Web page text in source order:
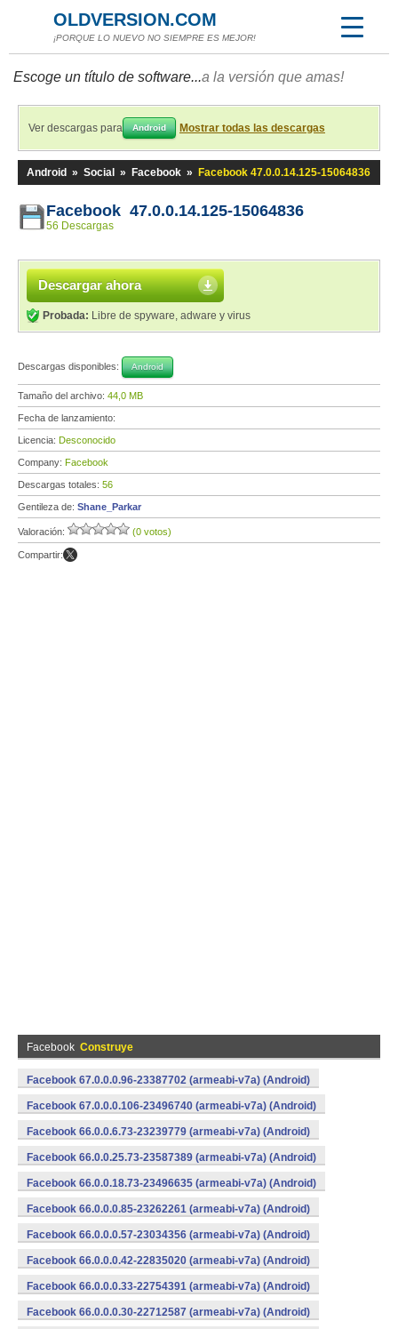
OLDVERSION.COM
¡PORQUE LO NUEVO NO SIEMPRE ES MEJOR!
Escoge un título de software...a la versión que amas!
Ver descargas para Android Mostrar todas las descargas
Android » Social » Facebook » Facebook 47.0.0.14.125-15064836
Facebook 47.0.0.14.125-15064836
56 Descargas
Descargar ahora
Probada: Libre de spyware, adware y virus
Descargas disponibles: Android
Tamaño del archivo: 44,0 MB
Fecha de lanzamiento:
Licencia: Desconocido
Company: Facebook
Descargas totales: 56
Gentileza de: Shane_Parkar
Valoración: (0 votos)
Compartir:
Facebook Construye
Facebook 67.0.0.0.96-23387702 (armeabi-v7a) (Android)
Facebook 67.0.0.0.106-23496740 (armeabi-v7a) (Android)
Facebook 66.0.0.6.73-23239779 (armeabi-v7a) (Android)
Facebook 66.0.0.25.73-23587389 (armeabi-v7a) (Android)
Facebook 66.0.0.18.73-23496635 (armeabi-v7a) (Android)
Facebook 66.0.0.0.85-23262261 (armeabi-v7a) (Android)
Facebook 66.0.0.0.57-23034356 (armeabi-v7a) (Android)
Facebook 66.0.0.0.42-22835020 (armeabi-v7a) (Android)
Facebook 66.0.0.0.33-22754391 (armeabi-v7a) (Android)
Facebook 66.0.0.0.30-22712587 (armeabi-v7a) (Android)